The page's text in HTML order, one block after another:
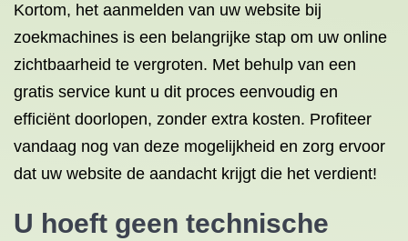
Kortom, het aanmelden van uw website bij
zoekmachines is een belangrijke stap om uw online
zichtbaarheid te vergroten. Met behulp van een
gratis service kunt u dit proces eenvoudig en
efficiënt doorlopen, zonder extra kosten. Profiteer
vandaag nog van deze mogelijkheid en zorg ervoor
dat uw website de aandacht krijgt die het verdient!
U hoeft geen technische